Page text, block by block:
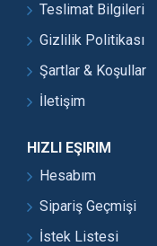
Teslimat Bilgileri
Gizlilik Politikası
Şartlar & Koşullar
İletişim
HIZLI EŞIRIM
Hesabım
Sipariş Geçmişi
İstek Listesi